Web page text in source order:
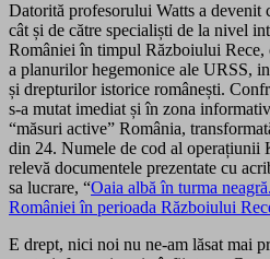
Datorită profesorului Watts a devenit
cât și de către specialiști de la nivel
României în timpul Războiului Rece,
a planurilor hegemonice ale URSS,
și drepturilor istorice românești.
s-a mutat imediat și în zona
“măsuri active” România,
din 24. Numele de cod al operațiunii
relevă documentele prezentate cu
sa lucrare, “Oaia albă în turma
României în perioada Războiului
E drept, nici noi nu ne-am lăsat mai